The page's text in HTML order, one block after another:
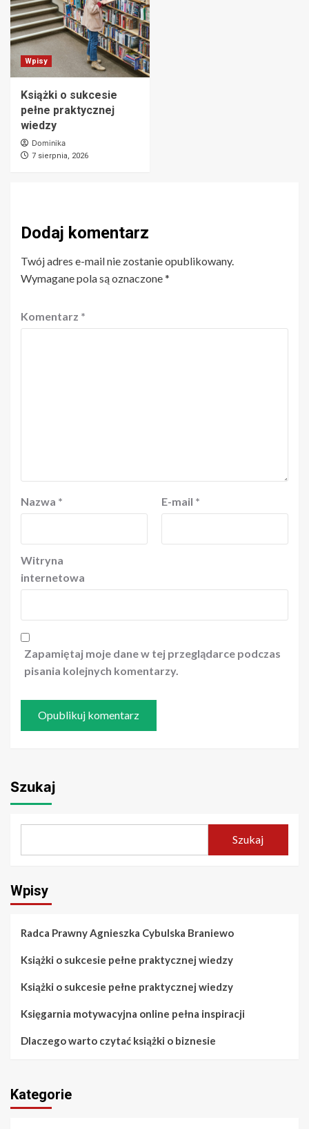
Wpisy
Książki o sukcesie
pełne praktycznej
wiedzy
Dominika
7 sierpnia, 2026
Dodaj komentarz
Twój adres e-mail nie zostanie opublikowany.
Wymagane pola są oznaczone*
Komentarz *
Nazwa * E-mail *
Witryna
internetowa
Zapamiętaj moje dane w tej przeglądarce podczas
pisania kolejnych komentarzy.
Szukaj
Szukaj
Wpisy
Radca Prawny Agnieszka Cybulska Braniewo
Książki o sukcesie pełne praktycznej wiedzy
Książki o sukcesie pełne praktycznej wiedzy
Księgarnia motywacyjna online pełna inspiracji
Dlaczego warto czytać książki o biznesie
Kategorie